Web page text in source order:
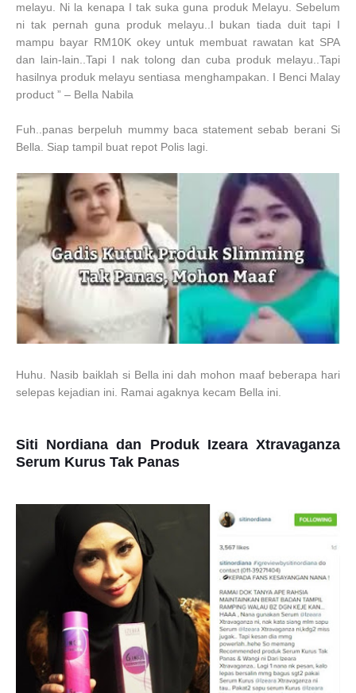
melayu. Ni la kenapa I tak suka guna produk Melayu. Sebelum
ni tak pernah guna produk melayu..I bukan tiada duit tapi I
mampu bayar RM10K okey untuk membuat rawatan kat SPA
dan lain-lain..Tapi I nak tolong dan cuba produk melayu..Tapi
hasilnya produk melayu sentiasa menghampakan. I Benci Malay
product ” – Bella Nabila
Fuh..panas berpeluh mummy baca statement sebab berani Si
Bella. Siap tampil buat repot Polis lagi.
Huhu. Nasib baiklah si Bella ini dah mohon maaf beberapa hari
selepas kejadian ini. Ramai agaknya kecam Bella ini.
Siti Nordiana dan Produk Izeara Xtravaganza
Serum Kurus Tak Panas